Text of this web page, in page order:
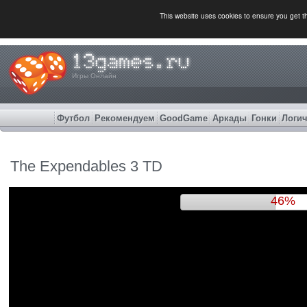
This website uses cookies to ensure you get
Игры Онлайн
Футбол Рекомендуем GoodGame Аркады Гонки
The Expendables 3 TD
49%